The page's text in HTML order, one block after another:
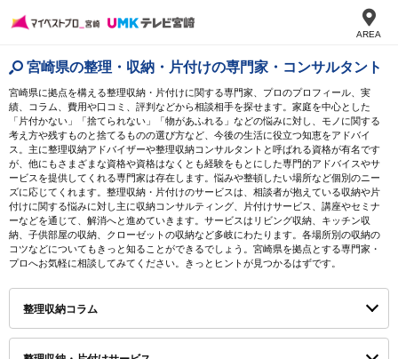
AREA
宮崎県の整理・収納・片付けの専門家・コンサルタント
宮崎県に拠点を構える整理収納・片付けに関する専門家、プロのプロフィール、実
績、コラム、費用や口コミ、評判などから相談相手を探せます。家庭を中心とした
「片付かない」「捨てられない」「物があふれる」などの悩みに対し、モノに関する
考え方や残すものと捨てるものの選び方など、今後の生活に役立つ知恵をアドバイ
ス。主に整理収納アドバイザーや整理収納コンサルタントと呼ばれる資格が有名です
が、他にもさまざまな資格や資格はなくとも経験をもとにした専門的アドバイスやサ
ービスを提供してくれる専門家は存在します。悩みや整頓したい場所など個別のニー
ズに応じてくれます。整理収納・片付けのサービスは、相談者が抱えている収納や片
付けに関する悩みに対し主に収納コンサルティング、片付けサービス、講座やセミナ
ーなどを通じて、解消へと進めていきます。サービスはリビング収納、キッチン収
納、子供部屋の収納、クローゼットの収納など多岐にわたります。各場所別の収納の
コツなどについてもきっと知ることができるでしょう。宮崎県を拠点とする専門家・
プロへお気軽に相談してみてください。きっとヒントが見つかるはずです。
整理収納コラム